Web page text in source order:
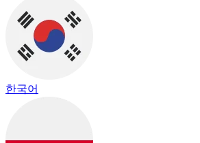
한국어